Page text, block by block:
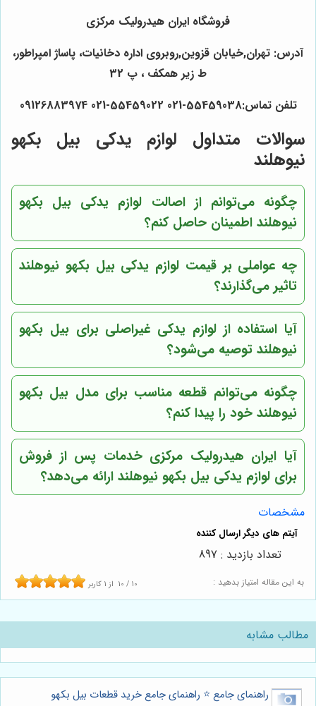
فروشگاه ایران هیدرولیک مرکزی
آدرس: تهران,خیابان قزوین,روبروی اداره دخانیات، پاساژ امپراطور،
ط زیر همکف ، پ 32
تلفن تماس:55459038-021 55459022-021 09126883974
سوالات متداول لوازم یدکی بیل بکهو
نیوهلند
چگونه می‌توانم از اصالت لوازم یدکی بیل بکهو
نیوهلند اطمینان حاصل کنم؟
چه عواملی بر قیمت لوازم یدکی بیل بکهو نیوهلند
تاثیر می‌گذارند؟
آیا استفاده از لوازم یدکی غیراصلی برای بیل بکهو
نیوهلند توصیه می‌شود؟
چگونه می‌توانم قطعه مناسب برای مدل بیل بکهو
نیوهلند خود را پیدا کنم؟
آیا ایران هیدرولیک مرکزی خدمات پس از فروش
برای لوازم یدکی بیل بکهو نیوهلند ارائه می‌دهد؟
مشخصات
به این مقاله امتیاز بدهید : 10 / 10 از 1 کاربر
تعداد بازدید : 897
مطالب مشابه
راهنمای جامع ⭐️ راهنمای جامع خرید قطعات بیل بکهو